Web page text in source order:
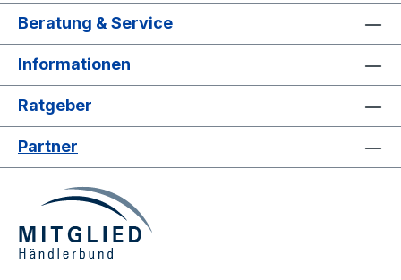
Beratung & Service
Informationen
Ratgeber
Partner